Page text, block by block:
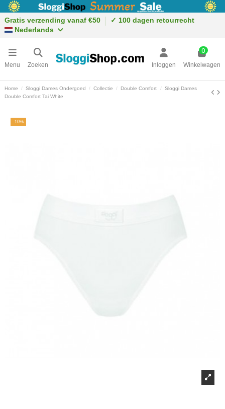
Gratis verzending vanaf €50
✓ 100 dagen retourrecht
Nederlands
Menu Zoeken Inloggen
0
Winkelwagen
Home Sloggi Dames Ondergoed Collectie Double Comfort
Sloggi Dames
Double Comfort Tai White
-10%